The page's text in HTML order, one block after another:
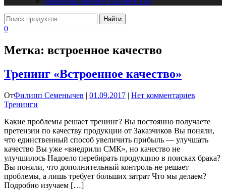
0
Метка: встроенное качество
Тренинг «Встроенное качество»
ОтФилипп Семенычев | 01.09.2017 | Нет комментариев |
Тренинги
Какие проблемы решает тренинг? Вы постоянно получаете
претензии по качеству продукции от Заказчиков Вы поняли,
что единственный способ увеличить прибыль — улучшать
качество Вы уже «внедрили СМК», но качество не
улучшилось Надоело перебирать продукцию в поисках брака?
Вы поняли, что дополнительный контроль не решает
проблемы, а лишь требует больших затрат Что мы делаем?
Подробно изучаем […]